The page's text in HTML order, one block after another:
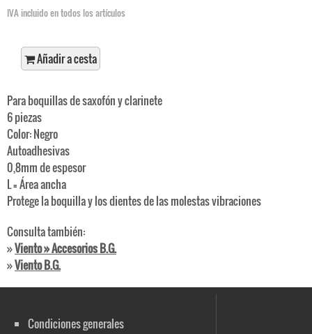
IVA incluido en todos los artículos
Añadir a cesta
Para boquillas de saxofón y clarinete
6 piezas
Color: Negro
Autoadhesivas
0,8mm de espesor
L = Área ancha
Protege la boquilla y los dientes de las molestas vibraciones
Consulta también:
»Viento » Accesorios B.G.
»Viento B.G.
Condiciones generales